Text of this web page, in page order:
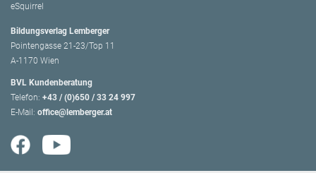
eSquirrel
Bildungsverlag Lemberger
Pointengasse 21-23/Top 11
A-1170 Wien
BVL Kundenberatung
Telefon: +43 / (0)650 / 33 24 997
E-Mail: office@lemberger.at